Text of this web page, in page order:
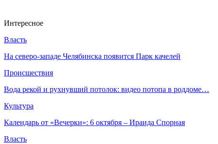
Интересное
Власть
На северо-западе Челябинска появится Парк качелей
Происшествия
Вода рекой и рухнувший потолок: видео потопа в роддоме…
Культура
Календарь от «Вечерки»: 6 октября – Ираида Спорная
Власть